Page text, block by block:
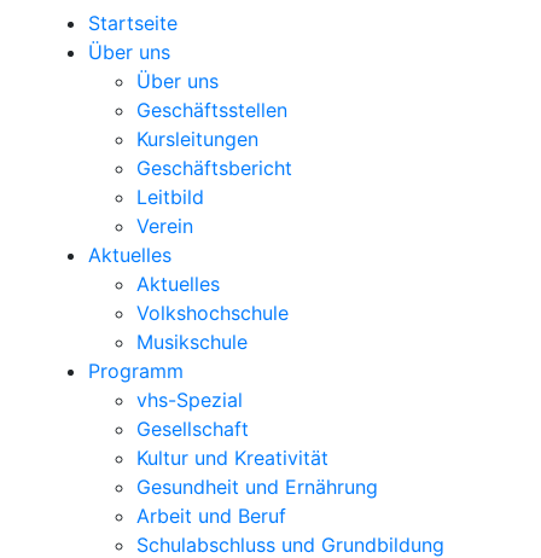
Startseite
Über uns
Über uns
Geschäftsstellen
Kursleitungen
Geschäftsbericht
Leitbild
Verein
Aktuelles
Aktuelles
Volkshochschule
Musikschule
Programm
vhs-Spezial
Gesellschaft
Kultur und Kreativität
Gesundheit und Ernährung
Arbeit und Beruf
Schulabschluss und Grundbildung